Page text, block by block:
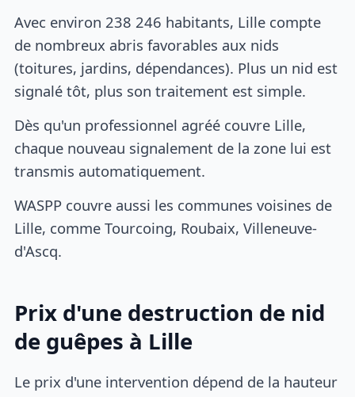
Avec environ 238 246 habitants, Lille compte
de nombreux abris favorables aux nids
(toitures, jardins, dépendances). Plus un nid est
signalé tôt, plus son traitement est simple.
Dès qu'un professionnel agréé couvre Lille,
chaque nouveau signalement de la zone lui est
transmis automatiquement.
WASPP couvre aussi les communes voisines de
Lille, comme Tourcoing, Roubaix, Villeneuve-
d'Ascq.
Prix d'une destruction de nid
de guêpes à Lille
Le prix d'une intervention dépend de la hauteur